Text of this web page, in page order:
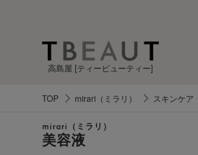
高島屋 [ティービューティー]
TOP mirari（ミラリ） スキンケア
カ
テ
mirari（ミラリ）
美容液